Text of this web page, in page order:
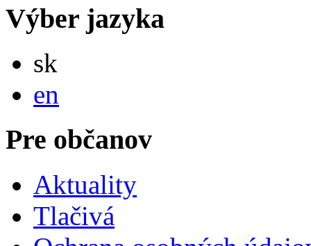
Výber jazyka
sk
en
Pre občanov
Aktuality
Tlačivá